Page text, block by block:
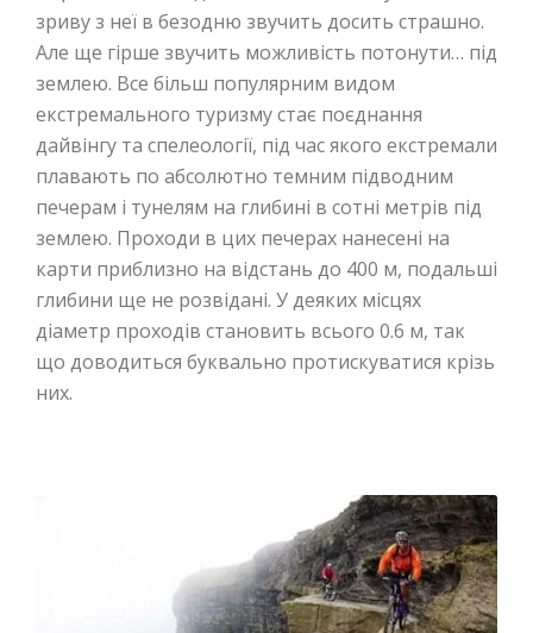
зриву з неї в безодню звучить досить страшно.
Але ще гірше звучить можливість потонути… під
землею. Все більш популярним видом
екстремального туризму стає поєднання
дайвінгу та спелеології, під час якого екстремали
плавають по абсолютно темним підводним
печерам і тунелям на глибині в сотні метрів під
землею. Проходи в цих печерах нанесені на
карти приблизно на відстань до 400 м, подальші
глибини ще не розвідані. У деяких місцях
діаметр проходів становить всього 0.6 м, так
що доводиться буквально протискуватися крізь
них.